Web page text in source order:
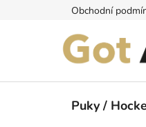
Obchodní
Puky /